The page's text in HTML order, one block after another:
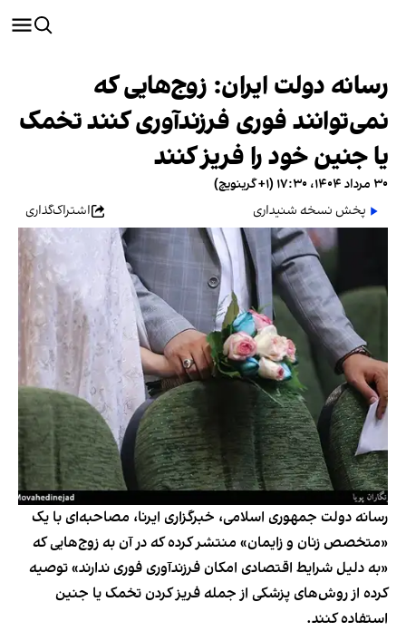
رسانه دولت ایران: زوج‌هایی که
نمی‌توانند فوری فرزندآوری کنند تخمک
یا جنین خود را فریز کنند
۳۰ مرداد ۱۴۰۴، ۱۷:۳۰ (‎+۱ گرینویچ)
پخش نسخه شنیداری
اشتراک‌گذاری
رسانه دولت جمهوری اسلامی، خبرگزاری ایرنا، مصاحبه‌ای با یک
«متخصص زنان و زایمان» منتشر کرده که در آن به زوج‌هایی که
«به دلیل شرایط اقتصادی امکان فرزندآوری فوری ندارند» توصیه
کرده از روش‌های پزشکی از جمله فریز کردن تخمک یا جنین
استفاده کنند.